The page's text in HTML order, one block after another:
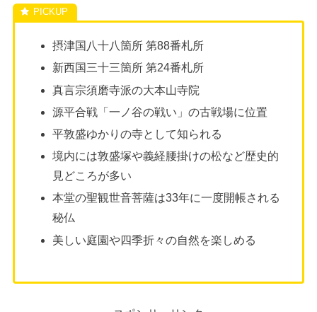
摂津国八十八箇所 第88番札所
新西国三十三箇所 第24番札所
真言宗須磨寺派の大本山寺院
源平合戦「一ノ谷の戦い」の古戦場に位置
平敦盛ゆかりの寺として知られる
境内には敦盛塚や義経腰掛けの松など歴史的
見どころが多い
本堂の聖観世音菩薩は33年に一度開帳される
秘仏
美しい庭園や四季折々の自然を楽しめる